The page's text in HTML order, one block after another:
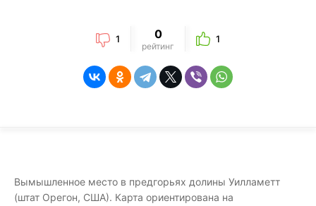
1 0
рейтинг
1
Вымышленное место в предгорьях долины Уилламетт
(штат Орегон, США). Карта ориентирована на